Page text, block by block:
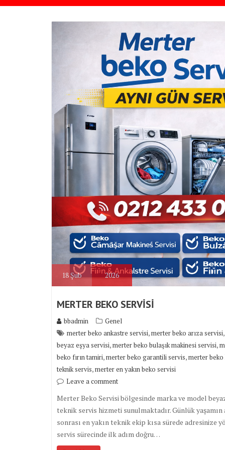
18Şub 2026
MERTER BEKO SERVİSİ
bbadmin
Genel
merter beko ankastre servisi,merter beko arıza servisi,
beyaz eşya servisi,merter beko bulaşık makinesi servisi,
beko fırın tamiri,merter beko garantili servis,merter
teknik servis,merter en yakın beko servisi
Leave a comment
Merter Beko Servisi bölgesinde marka ve model
teknik servis hizmeti sunulmaktadır. Günlük yaşamın
sonrası en yakın teknik ekip kısa sürede adresinize
servis sürecinde ilk adım doğru…